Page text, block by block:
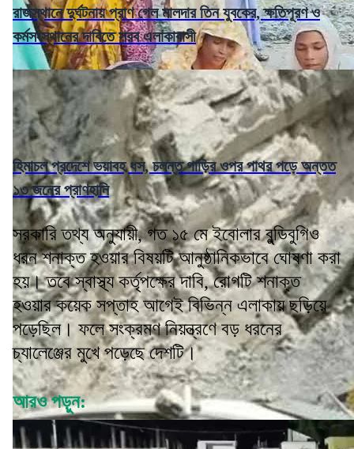
রাজস্থানে দুর্ঘটনায় প্রাণ গেল মালদার তিন যুবকের, ক্ষতিপূরণ ও
কর্মসংস্থানের দাবিতে সরব এলাকাবাসী
হিমাচল প্রদেশে ভয়াবহ ধস, চলন্ত গাড়ির ওপর পাথর পড়ে অন্তত
১৩ জনের প্রাণহানি
সরকারি তথ্য অনুযায়ী, গত ১৫ মে ইবোলার বুন্ডিবুগিও
ধরন শনাক্ত হওয়ার বিষয়টি আনুষ্ঠানিকভাবে ঘোষণা করা
হয়। তবে স্বাস্থ্য কর্তৃপক্ষের দাবি, রোগটি শনাক্ত
হওয়ার কয়েক সপ্তাহ আগেই বিভিন্ন এলাকায় ছড়িয়ে
পড়েছিল। ফলে সংক্রমণ নিয়ন্ত্রণে বড় ধরনের
চ্যালেঞ্জের মুখে পড়েছে দেশটি।
আরও পড়ুন: